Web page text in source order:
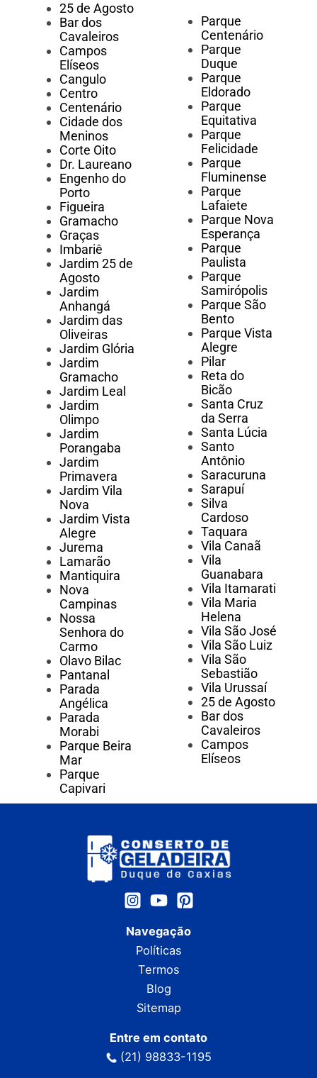
25 de Agosto
Bar dos
Cavaleiros
Campos
Elíseos
Cangulo
Centro
Centenário
Cidade dos
Meninos
Corte Oito
Dr. Laureano
Engenho do
Porto
Figueira
Gramacho
Graças
Imbariê
Jardim 25 de
Agosto
Jardim
Anhangá
Jardim das
Oliveiras
Jardim Glória
Jardim
Gramacho
Jardim Leal
Jardim
Olimpo
Jardim
Porangaba
Jardim
Primavera
Jardim Vila
Nova
Jardim Vista
Alegre
Jurema
Lamarão
Mantiquira
Nova
Campinas
Nossa
Senhora do
Carmo
Olavo Bilac
Pantanal
Parada
Angélica
Parada
Morabi
Parque Beira
Mar
Parque
Capivari
Parque
Centenário
Parque
Duque
Parque
Eldorado
Parque
Equitativa
Parque
Felicidade
Parque
Fluminense
Parque
Lafaiete
Parque Nova
Esperança
Parque
Paulista
Parque
Samirópolis
Parque São
Bento
Parque Vista
Alegre
Pilar
Reta do
Bicão
Santa Cruz
da Serra
Santa Lúcia
Santo
Antônio
Saracuruna
Sarapuí
Silva
Cardoso
Taquara
Vila Canaã
Vila
Guanabara
Vila Itamarati
Vila Maria
Helena
Vila São José
Vila São Luiz
Vila São
Sebastião
Vila Urussaí
25 de Agosto
Bar dos
Cavaleiros
Campos
Elíseos
Navegação
Políticas
Termos
Blog
Sitemap
Entre em contato
(21) 98833-1195